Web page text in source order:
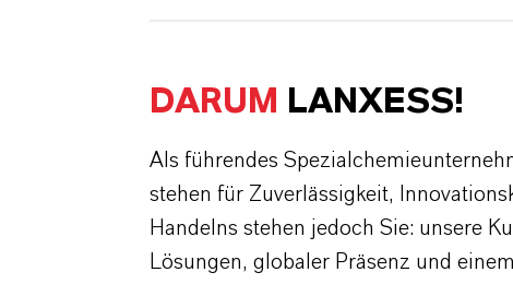
DARUM LANXESS!
Als führendes
stehen für Zuverlässigkeit,
Handelns stehen jedoch Sie: unsere
Lösungen, globaler Präsenz und